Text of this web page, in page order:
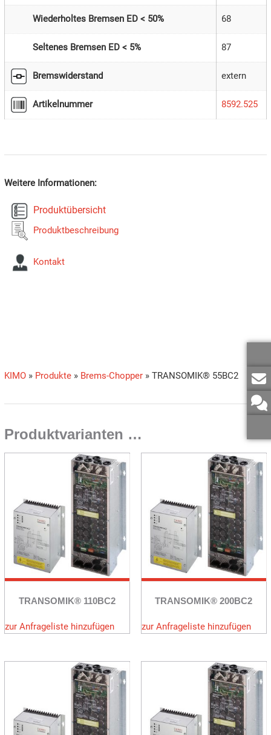
Wiederholtes Bremsen ED < 50% 68
Seltenes Bremsen ED < 5% 87
Bremswiderstand extern
Artikelnummer 8592.525
Weitere Informationen:
Produktübersicht
Produktbeschreibung
Kontakt
KIMO» Produkte» Brems-Chopper» TRANSOMIK® 55BC2
Produktvarianten …
TRANSOMIK® 110BC2
zur Anfrageliste hinzufügen
TRANSOMIK® 200BC2
zur Anfrageliste hinzufügen